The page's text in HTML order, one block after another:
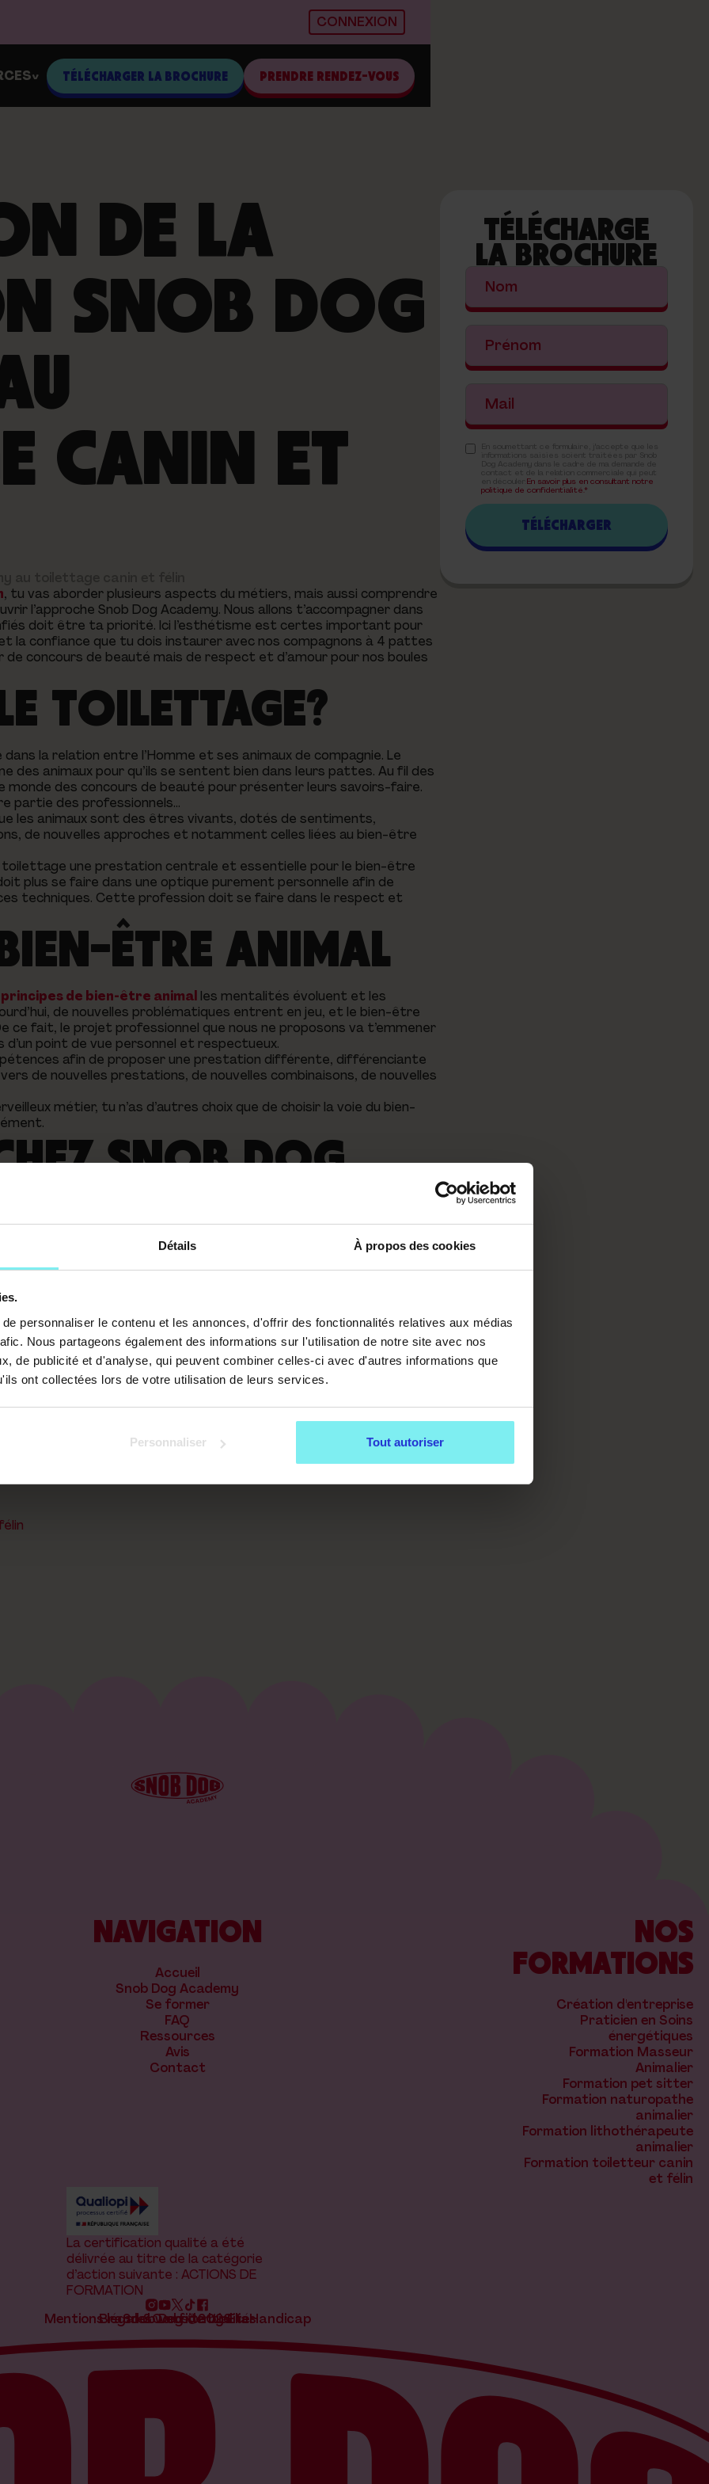
Détails À propos des cookies
personnaliser le contenu et les annonces, d'offrir des fonctionnalités relatives aux médias
Nous partageons également des informations sur l'utilisation de notre site avec nos
de publicité et d'analyse, qui peuvent combiner celles-ci avec d'autres informations que
ont collectées lors de votre utilisation de leurs services.
Personnaliser Tout autoriser
CONNEXION
> TÉLÉCHARGER LA BROCHURE PRENDRE RENDEZ-VOUS
DE LA
SNOB DOG
CANIN ET
, tu vas aborder plusieurs aspects du métiers, mais aussi comprendre
l’approche Snob Dog Academy. Nous allons t’accompagner dans
doit être ta priorité. Ici l’esthétisme est certes important pour
la confiance que tu dois instaurer avec nos compagnons à 4 pattes
concours de beauté mais de respect et d’amour pour nos boules
TOILETTAGE?
la relation entre l’Homme et ses animaux de compagnie. Le
des animaux pour qu’ils se sentent bien dans leurs pattes. Au fil des
des concours de beauté pour présenter leurs savoirs-faire.
partie des professionnels…
les animaux sont des êtres vivants, dotés de sentiments,
de nouvelles approches et notamment celles liées au bien-être
toilettage une prestation centrale et essentielle pour le bien-être
plus se faire dans une optique purement personnelle afin de
techniques. Cette profession doit se faire dans le respect et
ÊTRE ANIMAL
de bien-être animal les mentalités évoluent et les
de nouvelles problématiques entrent en jeu, et le bien-être
ce fait, le projet professionnel que nous ne proposons va t’emmener
point de vue personnel et respectueux.
afin de proposer une prestation différente, différenciante
de nouvelles prestations, de nouvelles combinaisons, de nouvelles
métier, tu n’as d’autres choix que de choisir la voie du bien-
SNOB DOG
. L’idée étant de tourner le dos
aux chiens et chats, et de se focaliser sur le bien-être des
quatre coins du monde et nous ajoutons ces techniques venues
aussi chef d’entreprise. Il est donc essentiel que tu apprennes les
que tu sois accompagné correctement.
formateurs sont à ta disposition pour t’accompagner de manière
plan, les démarches administratives, la création d’un logo, de
Une aventure humaine au service du bien-être des animaux,
et à l’écoute.
TÉLÉCHARGE
LA BROCHURE
En savoir plus en consultant notre
politique de confidentialité.*
NAVIGATION
Accueil
Snob Dog Academy
Se former
FAQ
Ressources
Avis
Contact
NOS
FORMATIONS
Création d'entreprise
Praticien en Soins
énergétiques
Formation Masseur
Animalier
Formation pet sitter
Formation naturopathe
animalier
Formation lithothérapeute
animalier
Formation toiletteur canin
et félin
La certification qualité a été
délivrée au titre de la catégorie
d’action suivante : ACTIONS DE
FORMATION
Snob Dog ©2026
Mentions légalesConfidentialitéHandicap
Brand & website by Elias